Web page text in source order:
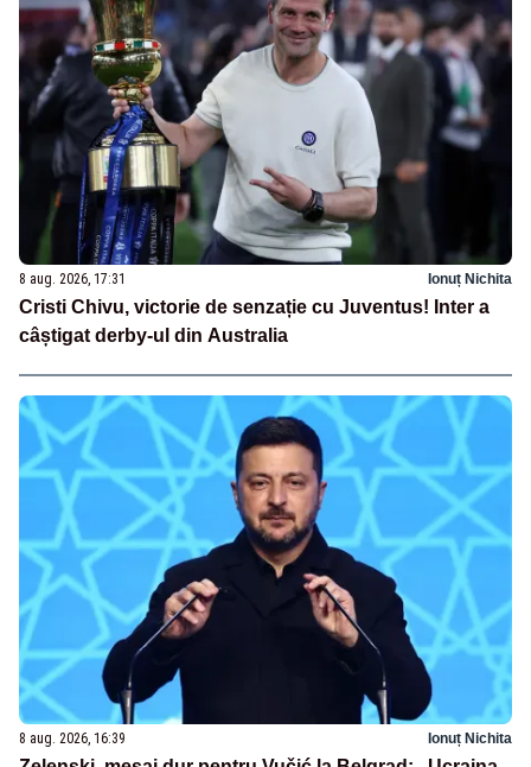
8 aug. 2026, 17:31 Ionuț Nichita
Cristi Chivu, victorie de senzație cu Juventus! Inter a
câștigat derby-ul din Australia
8 aug. 2026, 16:39 Ionuț Nichita